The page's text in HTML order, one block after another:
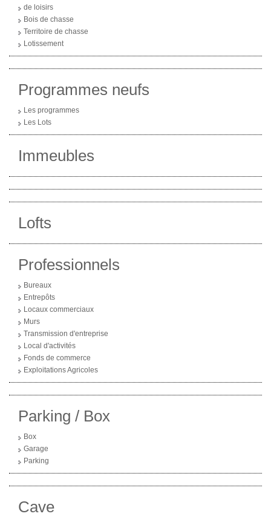
de loisirs
Bois de chasse
Territoire de chasse
Lotissement
Programmes neufs
Les programmes
Les Lots
Immeubles
Lofts
Professionnels
Bureaux
Entrepôts
Locaux commerciaux
Murs
Transmission d'entreprise
Local d'activités
Fonds de commerce
Exploitations Agricoles
Parking / Box
Box
Garage
Parking
Cave